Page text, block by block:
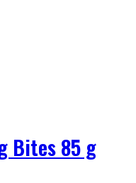
Bites 85 g